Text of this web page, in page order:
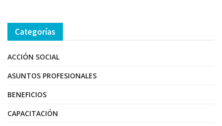
Categorías
ACCIÓN SOCIAL
ASUNTOS PROFESIONALES
BENEFICIOS
CAPACITACIÓN